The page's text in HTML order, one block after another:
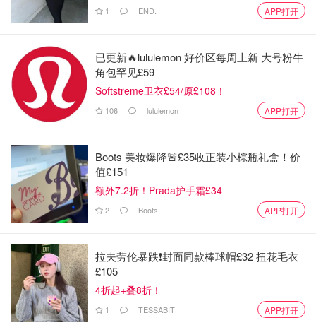
1 END. APP打开
已更新🔥lululemon 好价区每周上新 大号粉牛
角包罕见£59
Softstreme卫衣£54/原£108！
106 lululemon APP打开
Boots 美妆爆降🚨£35收正装小棕瓶礼盒！价
值£151
额外7.2折！Prada护手霜£34
2 Boots APP打开
拉夫劳伦暴跌❗️封面同款棒球帽£32 扭花毛衣
£105
4折起+叠8折！
1 TESSABIT APP打开